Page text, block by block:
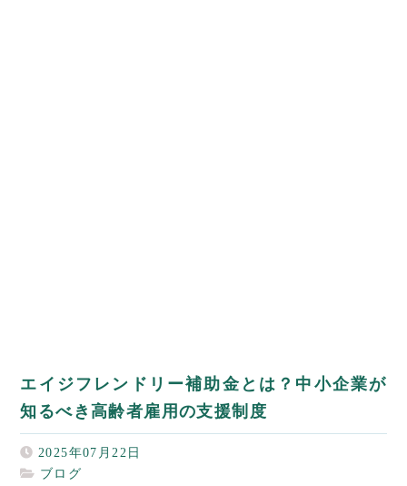
エイジフレンドリー補助金とは？中小企業が
知るべき高齢者雇用の支援制度
2025年07月22日
ブログ